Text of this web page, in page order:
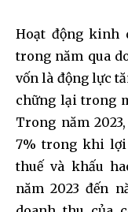
Hoạt động kinh
trong năm qua
vốn là động lực
chững lại trong
Trong năm
7% trong khi lợi
thuế và khấu
năm 2023 đến